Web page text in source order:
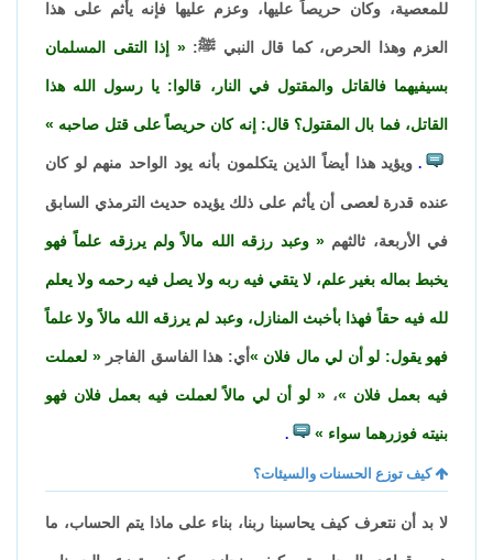
للمعصية، وكان حريصاً عليها، وعزم عليها فإنه يأثم على هذا
العزم وهذا الحرص، كما قال النبي ﷺ: إذا التقى المسلمان
بسيفيهما فالقاتل والمقتول في النار، قالوا: يا رسول الله هذا
القاتل، فما بال المقتول؟ قال: إنه كان حريصاً على قتل صاحبه
. ويؤيد هذا أيضاً الذين يتكلمون بأنه يود الواحد منهم لو كان
عنده قدرة لعصى أن يأثم على ذلك يؤيده حديث الترمذي السابق
في الأربعة، ثالثهم وعبد رزقه الله مالاً ولم يرزقه علماً فهو
يخبط بماله بغير علم، لا يتقي فيه ربه ولا يصل فيه رحمه ولا يعلم
لله فيه حقاً فهذا بأخبث المنازل، وعبد لم يرزقه الله مالاً ولا علماً
فهو يقول: لو أن لي مال فلان أي: هذا الفاسق الفاجر لعملت
فيه بعمل فلان ، لو أن لي مالاً لعملت فيه بعمل فلان فهو
بنيته فوزرهما سواء .
كيف توزع الحسنات والسيئات؟
لا بد أن نتعرف كيف يحاسبنا ربنا، بناء على ماذا يتم الحساب، ما